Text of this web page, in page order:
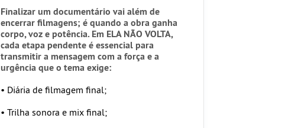
Finalizar um documentário vai além de
encerrar filmagens; é quando a obra ganha
corpo, voz e potência. Em ELA NÃO VOLTA,
cada etapa pendente é essencial para
transmitir a mensagem com a força e a
urgência que o tema exige:
• Diária de filmagem final;
• Trilha sonora e mix final;